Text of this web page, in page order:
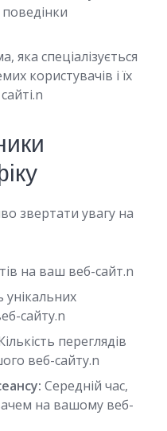
яка спеціалізується
користувачів і їх
звертати увагу на
на ваш веб-сайт.n
унікальних
сайту.n
переглядів
веб-сайту.n
Середній час,
на вашому веб-